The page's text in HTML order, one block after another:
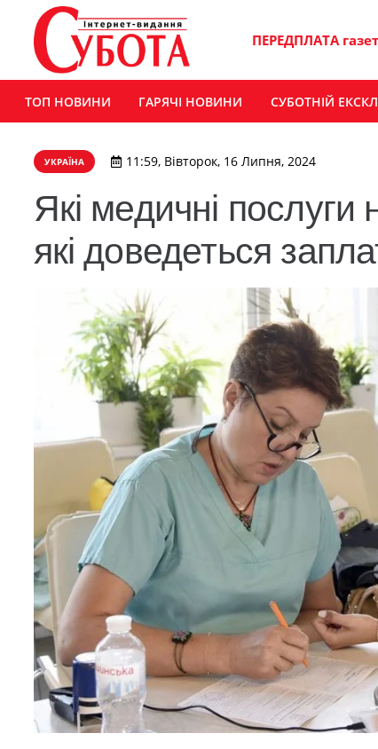
ПЕРЕДПЛАТА
ТОП НОВИНИ ГАРЯЧІ НОВИНИ СУБОТНІЙ
УКРАЇНА 11:59, Вівторок, 16 Липня, 2024
Які медичні
які доведеться